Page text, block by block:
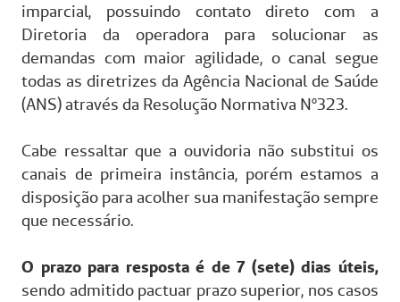
imparcial, possuindo contato direto com a
Diretoria da operadora para solucionar as
demandas com maior agilidade, o canal segue
todas as diretrizes da Agência Nacional de Saúde
(ANS) através da Resolução Normativa Nº323.
Cabe ressaltar que a ouvidoria não substitui os
canais de primeira instância, porém estamos a
disposição para acolher sua manifestação sempre
que necessário.
O prazo para resposta é de 7 (sete) dias úteis,
sendo admitido pactuar prazo superior, nos casos